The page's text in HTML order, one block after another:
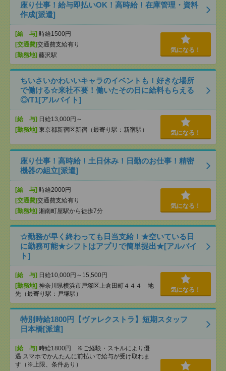
座り仕事！給与即払いOK！高時給！在庫管理・資料
作成[派遣]
[給 与] 時給1500円
[交通費]交通費支給有り
[勤務地] 藤沢駅
気になる！
ちいさいかわいいキャラのイベントも！好きな場所
で働ける☆来社不要！働いたその日に給料もらえる
◎/T1[アルバイト]
[給 与] 日給13,000円～
[勤務地] 東京都新宿区新宿（最寄り駅：新宿駅） 気になる！
座り仕事！高時給！土日休み！日勤のお仕事！精密
機器の組立[派遣]
[給 与] 時給2000円
[交通費]交通費支給有り
[勤務地] 湘南町屋駅から徒歩7分
気になる！
☆勤務が早く終わっても日当支給！★空いている日
に勤務可能★シフトはアプリで簡単提出★[アルバイ
ト]
[給 与] 日給10,000円～15,500円
[勤務地] 神奈川県横浜市戸塚区上倉田町４４４ 地
先（最寄り駅：戸塚駅）
気になる！
特別時給1800円【ヴァレクストラ】短期スタッフ
日本橋[派遣]
[給 与] 時給1800円 ※ご経験・スキルにより優
遇 スマホでかんたんに前払いで給与が受け取れま
す（※上限、条件あり）